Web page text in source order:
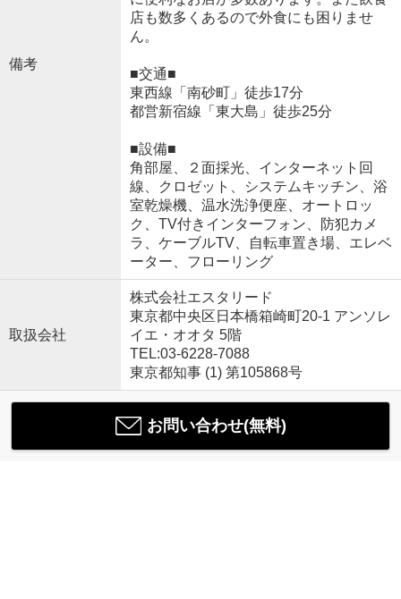
備考
店も数多くあるので外食にも困りませ
ん。
■交通■
東西線「南砂町」徒歩17分
都営新宿線「東大島」徒歩25分
■設備■
角部屋、２面採光、インターネット回
線、クロゼット、システムキッチン、浴
室乾燥機、温水洗浄便座、オートロッ
ク、TV付きインターフォン、防犯カメ
ラ、ケーブルTV、自転車置き場、エレベ
ーター、フローリング
取扱会社
株式会社エスタリード
東京都中央区日本橋箱崎町20-1 アンソレ
イエ・オオタ 5階
TEL:03-6228-7088
東京都知事 (1) 第105868号
お問い合わせ(無料)